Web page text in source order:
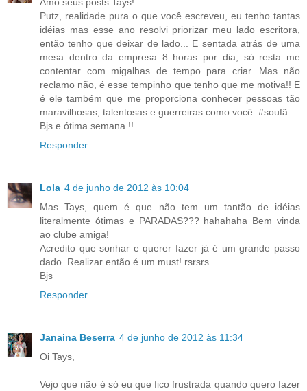
Putz, realidade pura o que você escreveu, eu tenho tantas
idéias mas esse ano resolvi priorizar meu lado escritora,
então tenho que deixar de lado... E sentada atrás de uma
mesa dentro da empresa 8 horas por dia, só resta me
contentar com migalhas de tempo para criar. Mas não
reclamo não, é esse tempinho que tenho que me motiva!! E
é ele também que me proporciona conhecer pessoas tão
maravilhosas, talentosas e guerreiras como você. #soufã
Bjs e ótima semana !!
Responder
Lola 4 de junho de 2012 às 10:04
Mas Tays, quem é que não tem um tantão de idéias
literalmente ótimas e PARADAS??? hahahaha Bem vinda
ao clube amiga!
Acredito que sonhar e querer fazer já é um grande passo
dado. Realizar então é um must! rsrsrs
Bjs
Responder
Janaina Beserra 4 de junho de 2012 às 11:34
Oi Tays,
Vejo que não é só eu que fico frustrada quando quero fazer